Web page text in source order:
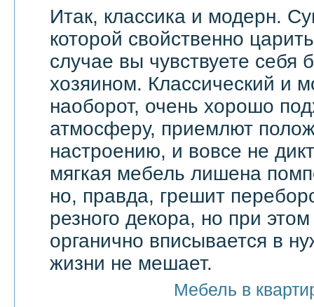
Итак, классика и модерн.
которой свойственно
случае вы чувствуете себя
хозяином. Классический и
наоборот, очень хорошо
атмосферу, приемлют
настроению, и вовсе не
мягкая мебель лишена
но, правда, грешит
резного декора, но при
органично вписывается в
жизни не мешает.
Мебель в